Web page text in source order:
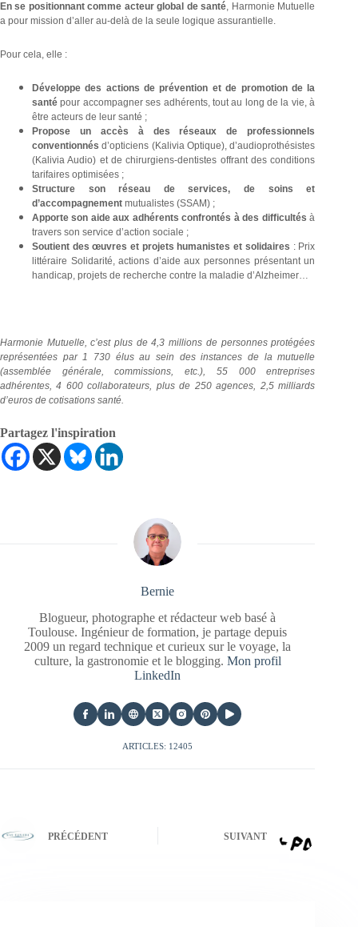
En se positionnant comme acteur global de santé, Harmonie Mutuelle
a pour mission d’aller au-delà de la seule logique assurantielle.
Pour cela, elle :
Développe des actions de prévention et de promotion de la
santépour accompagner ses adhérents, tout au long de la vie, à
être acteurs de leur santé ;
Propose un accès à des réseaux de professionnels
conventionnésd’opticiens (Kalivia Optique), d’audioprothésistes
(Kalivia Audio) et de chirurgiens-dentistes offrant des conditions
tarifaires optimisées ;
Structure son réseau de services, de soins et
d’accompagnement mutualistes (SSAM) ;
Apporte son aide aux adhérents confrontés à des difficultésà
travers son service d’action sociale ;
Soutient des œuvres et projets humanistes et solidaires : Prix
littéraire Solidarité, actions d’aide aux personnes présentant un
handicap, projets de recherche contre la maladie d’Alzheimer…
Harmonie Mutuelle, c’est plus de 4,3 millions de personnes protégées
représentées par 1 730 élus au sein des instances de la mutuelle
(assemblée générale, commissions, etc.), 55 000 entreprises
adhérentes, 4 600 collaborateurs, plus de 250 agences, 2,5 milliards
d’euros de cotisations santé.
Partagez l'inspiration
Bernie
Blogueur, photographe et rédacteur web basé à
Toulouse. Ingénieur de formation, je partage depuis
2009 un regard technique et curieux sur le voyage, la
culture, la gastronomie et le blogging. Mon profil
LinkedIn
ARTICLES: 12405
PRÉCÉDENT SUIVANT